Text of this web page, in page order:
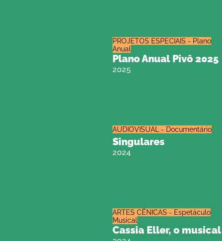
PROJETOS ESPECIAIS - Plano
Anual
Plano Anual Pivô 2025
2025
AUDIOVISUAL - Documentário
Singulares
2024
ARTES CÊNICAS - Espetáculo
Musical
Cassia Eller, o musical